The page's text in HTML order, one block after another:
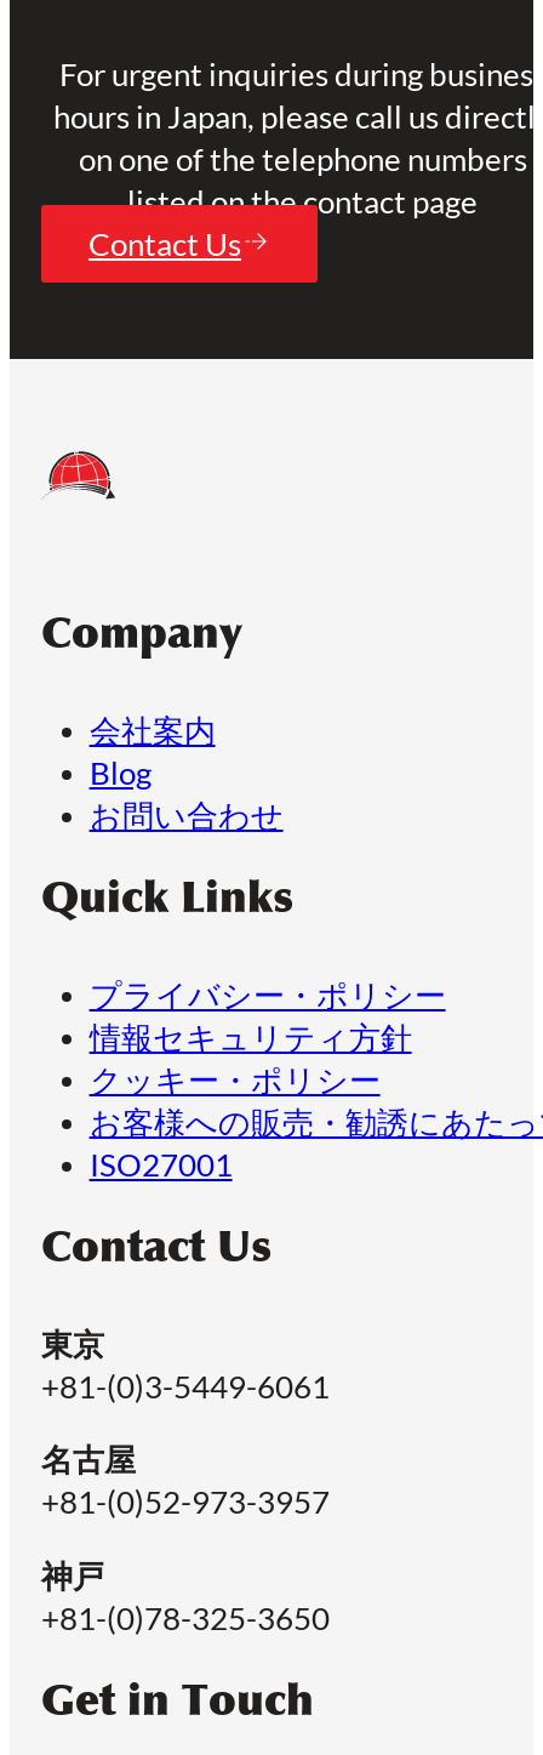
For urgent inquiries during
hours in Japan, please call us
on one of the telephone numbers
listed on the contact page
Contact Us
Company
会社案内
Blog
お問い合わせ
Quick Links
プライバシー・ポリシー
情報セキュリティ方針
クッキー・ポリシー
お客様への販売・勧誘にあた
ISO27001
Contact Us
東京
+81-(0)3-5449-6061
名古屋
+81-(0)52-973-3957
神戸
+81-(0)78-325-3650
Get in Touch